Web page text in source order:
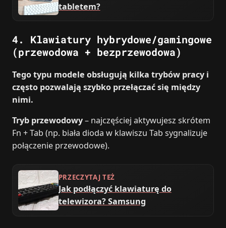
tabletem?
4. Klawiatury hybrydowe/gamingowe
(przewodowa + bezprzewodowa)
Tego typu modele obsługują kilka trybów pracy i
często pozwalają szybko przełączać się między
nimi.
Tryb przewodowy– najczęściej aktywujesz skrótem
Fn + Tab (np. biała dioda w klawiszu Tab sygnalizuje
połączenie przewodowe).
PRZECZYTAJ TEŻ
Jak podłączyć klawiaturę do
telewizora? Samsung